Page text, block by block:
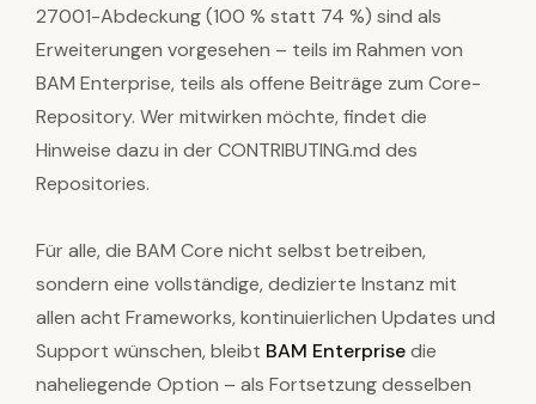
27001-Abdeckung (100 % statt 74 %) sind als
Erweiterungen vorgesehen – teils im Rahmen von
BAM Enterprise, teils als offene Beiträge zum Core-
Repository. Wer mitwirken möchte, findet die
Hinweise dazu in der CONTRIBUTING.md des
Repositories.
Für alle, die BAM Core nicht selbst betreiben,
sondern eine vollständige, dedizierte Instanz mit
allen acht Frameworks, kontinuierlichen Updates und
Support wünschen, bleibt BAM Enterprisedie
naheliegende Option – als Fortsetzung desselben